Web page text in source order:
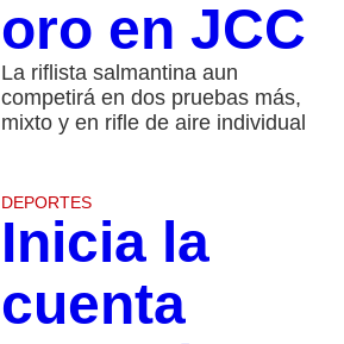
oro en JCC
La riflista salmantina aun
competirá en dos pruebas más,
mixto y en rifle de aire individual
DEPORTES
Inicia la
cuenta